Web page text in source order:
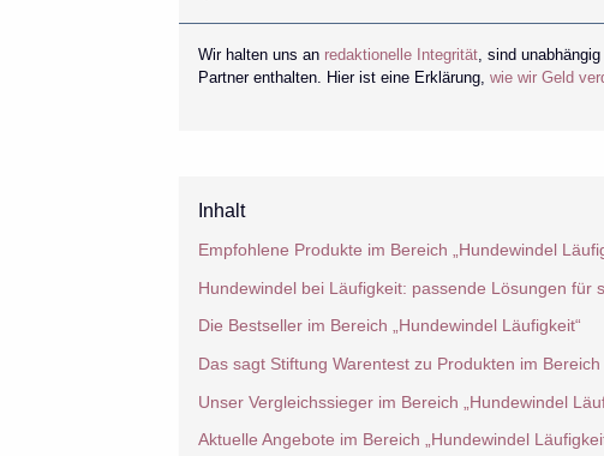
Wir halten uns an redaktionelle Integrität, sind
Partner enthalten. Hier ist eine Erklärung, wie wir Geld
Inhalt
Empfohlene Produkte im Bereich „Hundewindel
Hundewindel bei Läufigkeit: passende Lösungen für
Die Bestseller im Bereich „Hundewindel Läufigkeit“
Das sagt Stiftung Warentest zu Produkten im Bereich
Unser Vergleichssieger im Bereich „Hundewindel
Aktuelle Angebote im Bereich „Hundewindel